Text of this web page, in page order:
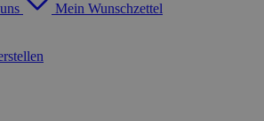
Mein Wunschzettel